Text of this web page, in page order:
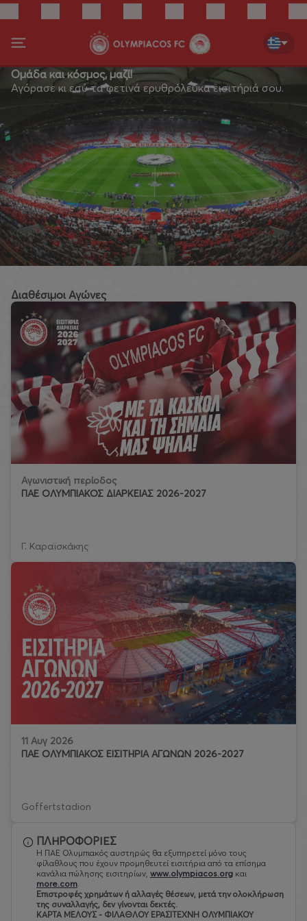
Ομάδα και κόσμος, μαζί!
Αγόρασε κι εσύ τα φετινά ερυθρόλευκα εισιτήριά σου.
Διαθέσιμοι Αγώνες
Αγωνιστική περίοδος
ΠΑΕ ΟΛΥΜΠΙΑΚΟΣ ΔΙΑΡΚΕΙΑΣ 2026-2027
Γ. Καραϊσκάκης
11 Αυγ 2026
ΠΑΕ ΟΛΥΜΠΙΑΚΟΣ ΕΙΣΙΤΗΡΙΑ ΑΓΩΝΩΝ 2026-2027
Goffertstadion
ΠΛΗΡΟΦΟΡΙΕΣ
Η ΠΑΕ Ολυμπιακός αυστηρώς θα εξυπηρετεί μόνο τους
φίλαθλους που έχουν προμηθευτεί εισιτήρια από τα επίσημα
κανάλια πώλησης εισιτηρίων, www.olympiacos.org και
more.com.
Eπιστροφές χρημάτων ή αλλαγές θέσεων, μετά την ολοκλήρωση
της συναλλαγής, δεν γίνονται δεκτές.
ΚΑΡΤΑ ΜΕΛΟΥΣ - ΦΙΛΑΘΛΟΥ ΕΡΑΣΙΤΕΧΝΗ ΟΛΥΜΠΙΑΚΟΥ